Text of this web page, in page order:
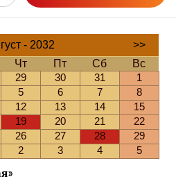
- 2032
>>
Чт Пт Сб
Вс
29 30 31
1
5 6 7
8
12 13 14
15
19 20 21
22
26 27 28
29
2 3 4 5